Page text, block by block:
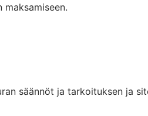
säännöt ja tarkoituksen ja